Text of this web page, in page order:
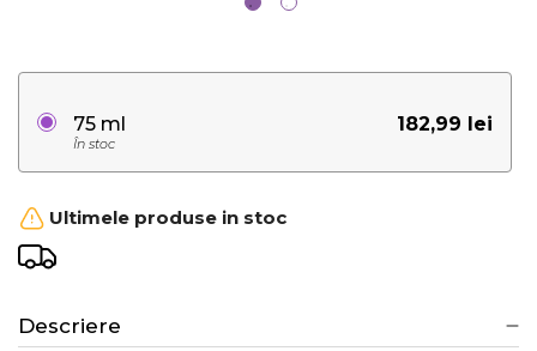
182,99 lei
75 ml
În stoc
Ultimele produse in stoc
Descriere